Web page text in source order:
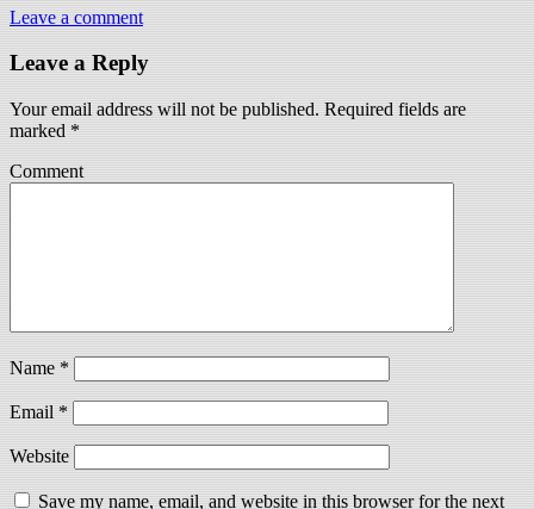
Leave a comment
Leave a Reply
Your email address will not be published. Required fields are
marked *
Comment
Name *
Email *
Website
Save my name, email, and website in this browser for the next